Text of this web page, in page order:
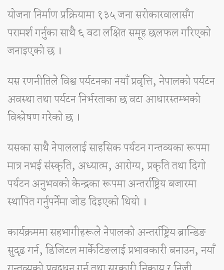
योजना निर्माण प्रक्रियामा १३५ जना सरोकारवालासँग
परामर्श गर्नुका साथै ६ वटा लक्षित समूह छलफल गरिएको
जनाइएको छ ।
यस रणनीतिले विश्व पर्यटनका नयाँ प्रवृत्ति, नेपालको पर्यटन
अवस्था तथा पर्यटन निर्भरताका छ वटा आधारस्तम्भको
विश्लेषण गरेको छ ।
यसका साथै नेपाललाई साहसिक पर्यटन गन्तव्यका रूपमा
मात्र नभई संस्कृति, अध्यात्म, आरोग्य, प्रकृति तथा दिगो
पर्यटन अनुभवको केन्द्रका रूपमा अन्तर्राष्ट्रिय बजारमा
स्थापित गर्नुपर्नेमा जोड दिइएको थियो ।
कार्यक्रममा सहभागीहरूले नेपालको अन्तर्राष्ट्रिय ब्रान्डिङ
सुदृढ गर्न, डिजिटल मार्केटिङलाई प्रभावकारी बनाउन, नयाँ